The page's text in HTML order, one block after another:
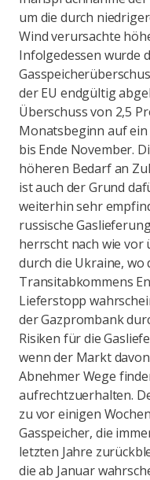
um die durch
Wind verursachte
Infolgedessen wurde
der EU endgültig
Überschuss von 2,5
Monatsbeginn auf
bis Ende November.
höheren Bedarf an
ist auch der Grund
weiterhin sehr
russische
herrscht nach wie vor
durch die Ukraine, wo
Transitabkommens
Lieferstopp
der Gazprombank
Risiken für die
wenn der Markt
Abnehmer Wege
aufrechtzuerhalten.
zu vor einigen
Gasspeicher, die
letzten Jahre
die ab Januar